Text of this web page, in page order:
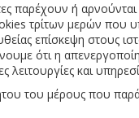
παρέχουν ή
τρίτων μερών που
επίσκεψη στους
ότι η
και
του μέρους που